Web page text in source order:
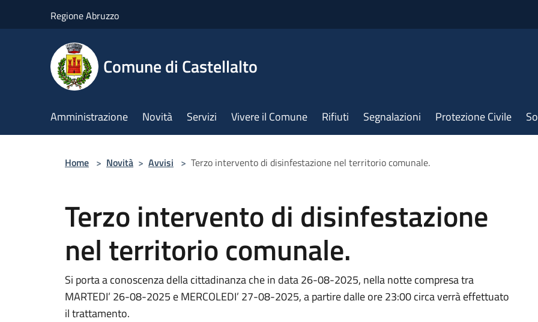
Regione Abruzzo
Comune di Castellalto
Amministrazione Novità Servizi Vivere il Comune Rifiuti Segnalazioni Protezione Civile
Home > Novità > Avvisi > Terzo intervento di disinfestazione nel territorio comunale.
Terzo intervento di disinfestazione
nel territorio comunale.
Si porta a conoscenza della cittadinanza che in data 26-08-2025, nella notte compresa tra
MARTEDI’ 26-08-2025 e MERCOLEDI’ 27-08-2025, a partire dalle ore 23:00 circa verrà effettuato
il trattamento.